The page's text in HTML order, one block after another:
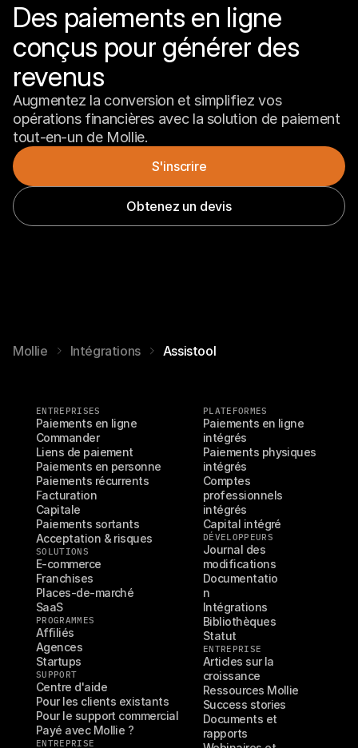
Des paiements en ligne
conçus pour générer des
revenus
Augmentez la conversion et simplifiez vos
opérations financières avec la solution de paiement
tout-en-un de Mollie.
S'inscrire
Obtenez un devis
Mollie Intégrations Assistool
ENTREPRISES
Paiements en ligne
Commander
Liens de paiement
Paiements en personne
Paiements récurrents
Facturation
Capitale
Paiements sortants
Acceptation & risques
SOLUTIONS
E-commerce
Franchises
Places-de-marché
SaaS
PROGRAMMES
Affiliés
Agences
Startups
SUPPORT
Centre d'aide
Pour les clients existants
Pour le support commercial
Payé avec Mollie ?
ENTREPRISE
PLATEFORMES
Paiements en ligne
intégrés
Paiements physiques
intégrés
Comptes
professionnels
intégrés
Capital intégré
DÉVELOPPEURS
Journal des
modifications
Documentatio
n
Intégrations
Bibliothèques
Statut
ENTREPRISE
Articles sur la
croissance
Ressources Mollie
Success stories
Documents et
rapports